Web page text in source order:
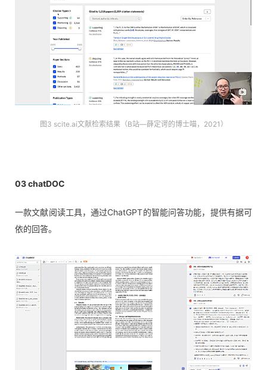
图3 scite.ai文献检索结果（B站—薛定谔的博士喵，2021）
03chatDOC
一款文献阅读工具，通过ChatGPT的智能问答功能，提供有据可
依的回答。